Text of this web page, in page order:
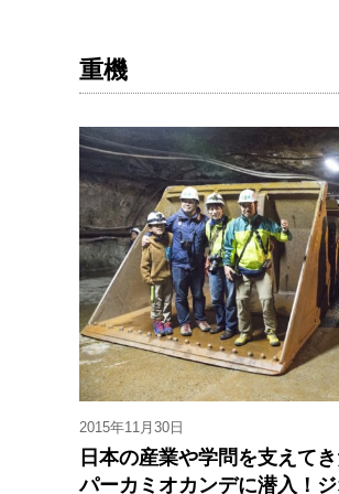
重機
2015年11月30日
日本の産業や学問を支えて
パーカミオカンデに潜入！